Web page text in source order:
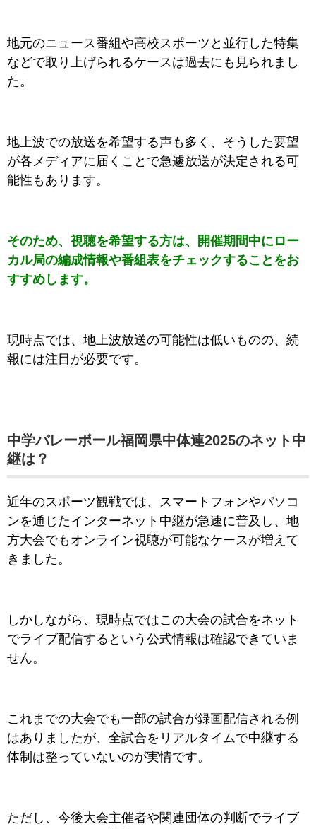
地元のニュース番組や高校スポーツと並行した特集
などで取り上げられるケースは過去にも見られまし
た。
地上波での放送を希望する声も多く、そうした要望
が各メディアに届くことで急遽放送が決定される可
能性もあります。
そのため、視聴を希望する方は、開催期間中にロー
カル局の編成情報や番組表をチェックすることをお
すすめします。
現時点では、地上波放送の可能性は低いものの、続
報には注目が必要です。
中学バレーボール福岡県中体連2025のネット中
継は？
近年のスポーツ観戦では、スマートフォンやパソコ
ンを通じたインターネット中継が急速に普及し、地
方大会でもオンライン視聴が可能なケースが増えて
きました。
しかしながら、現時点ではこの大会の試合をネット
でライブ配信するという公式情報は確認できていま
せん。
これまでの大会でも一部の試合が録画配信される例
はありましたが、全試合をリアルタイムで中継する
体制は整っていないのが実情です。
ただし、今後大会主催者や関連団体の判断でライブ